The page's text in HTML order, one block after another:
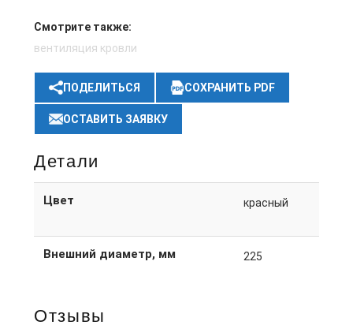
Смотрите также:
вентиляция кровли
ПОДЕЛИТЬСЯ СОХРАНИТЬ PDF
ОСТАВИТЬ ЗАЯВКУ
Детали
Цвет красный
Внешний диаметр, мм 225
Отзывы